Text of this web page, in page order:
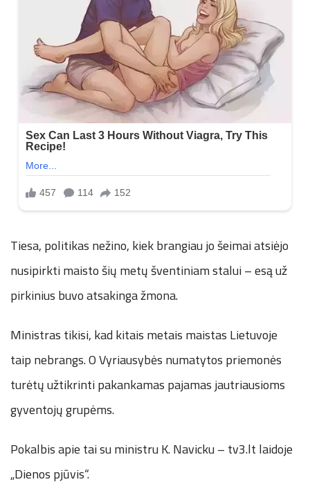
Tiesa, politikas nežino, kiek brangiau jo šeimai atsiėjo
nusipirkti maisto šių metų šventiniam stalui – esą už
pirkinius buvo atsakinga žmona.
Ministras tikisi, kad kitais metais maistas Lietuvoje
taip nebrangs. O Vyriausybės numatytos priemonės
turėtų užtikrinti pakankamas pajamas jautriausioms
gyventojų grupėms.
Pokalbis apie tai su ministru K. Navicku – tv3.lt laidoje
„Dienos pjūvis“.